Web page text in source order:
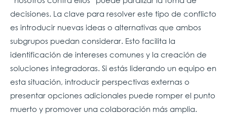
decisiones. La clave para resolver este tipo de conflicto
es introducir nuevas ideas o alternativas que ambos
subgrupos puedan considerar. Esto facilita la
identificación de intereses comunes y la creación de
soluciones integradoras. Si estás liderando un equipo en
esta situación, introducir perspectivas externas o
presentar opciones adicionales puede romper el punto
muerto y promover una colaboración más amplia.